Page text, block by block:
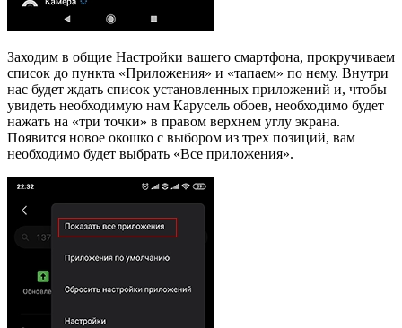
Заходим в общие Настройки вашего смартфона, прокручиваем
список до пункта «Приложения» и «тапаем» по нему. Внутри
нас будет ждать список установленных приложений и, чтобы
увидеть необходимую нам Карусель обоев, необходимо будет
нажать на «три точки» в правом верхнем углу экрана.
Появится новое окошко с выбором из трех позиций, вам
необходимо будет выбрать «Все приложения».